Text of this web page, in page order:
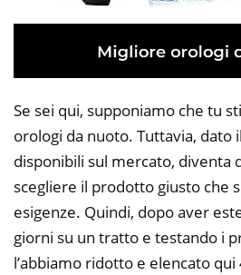
Se sei qui, supponiamo che tu
orologi da nuoto. Tuttavia, dato
disponibili sul mercato, diventa
scegliere il prodotto giusto che
esigenze. Quindi, dopo aver
giorni su un tratto e testando i
l’abbiamo ridotto e elencato